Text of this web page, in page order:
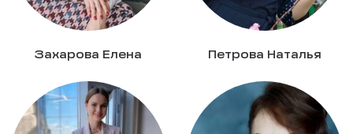
Захарова Елена Петрова Наталья